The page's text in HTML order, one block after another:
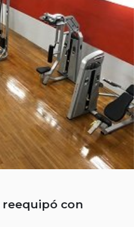
reequipó con